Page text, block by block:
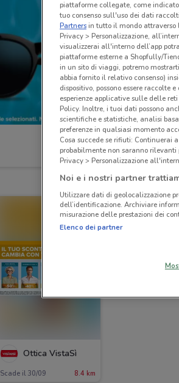
Ottica VistaSì
Scade il 30/09 8.4 km
piattaforme collegate, come
tuo consenso sull'uso dei dati
Partnersin tutto il mondo attraverso
Privacy > Personalizzazione,
visualizzerai all'interno dell’app
piattaforme esterne a Shopfully/
in un sito di viaggi, potremo
abbia fornito il relativo consenso)
dispositivo, possono essere raccolte
esperienze applicative sulle delle
Policy. Inoltre, i tuoi dati possono
scientifiche e statistiche, analisi
preferenze in qualsiasi momento
Cosa succede se rifiuti:
probabilmente non saranno rilevanti
Privacy > Personalizzazione
Noi e i nostri partner
Utilizzare dati di geolocalizzazione
dell’identificazione. Archiviare
misurazione delle prestazioni dei
Elenco dei partner